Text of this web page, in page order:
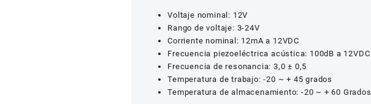
Voltaje nominal: 12V
Rango de voltaje: 3-24V
Corriente nominal: 12mA a 12VDC
Frecuencia piezoeléctrica acústica: 100dB a 12VDC
Frecuencia de resonancia: 3,0 ± 0,5
Temperatura de trabajo: -20 ~ + 45 grados
Temperatura de almacenamiento: -20 ~ + 60 Grados